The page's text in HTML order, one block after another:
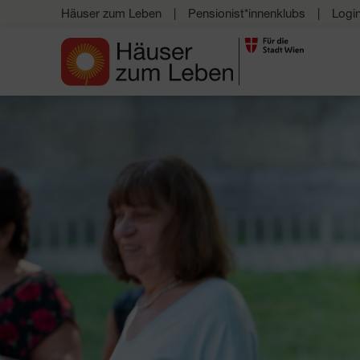
Häuser zum Leben Pensionist*innenklubs